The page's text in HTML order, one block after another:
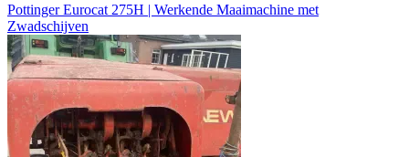
Pottinger Eurocat 275H | Werkende Maaimachine met
Zwadschijven